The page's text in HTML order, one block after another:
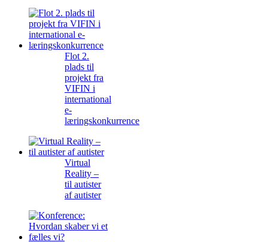
Flot 2.
plads til
projekt fra
VIFIN i
international
e-
læringskonkurrence
Virtual
Reality –
til autister
af autister